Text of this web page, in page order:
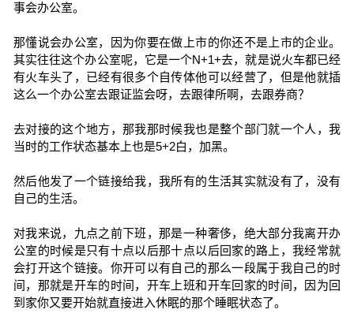
事会办公室。
那懂说会办公室，因为你要在做上市的你还不是上市的企业。
其实往往这个办公室呢，它是一个N+1+去，就是说火车都已经
有火车头了，已经有很多个自传体他可以经营了，但是他就插
这么一个办公室去跟证监会呀，去跟律所啊，去跟券商？
去对接的这个地方，那我那时候我也是整个部门就一个人，我
当时的工作状态基本上也是5+2白，加黑。
然后他发了一个链接给我，我所有的生活其实就没有了，没有
自己的生活。
对我来说，九点之前下班，那是一种奢侈，绝大部分我离开办
公室的时候是只有十点以后那十点以后回家的路上，我经常就
会打开这个链接。你开可以有自己的那么一段属于我自己的时
间，那就是开车的时间，开车上班和开车回家的时间，因为回
到家你又要开始就直接进入休眠的那个睡眠状态了。